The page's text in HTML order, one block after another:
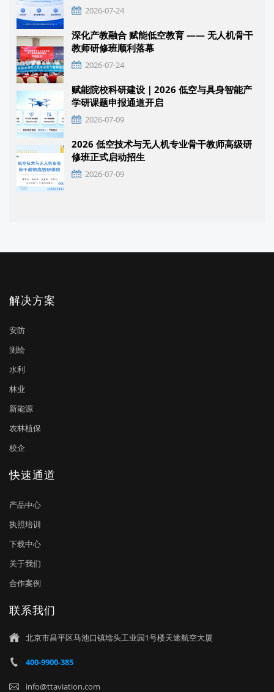
2026-07-24
深化产教融合 赋能低空教育 —— 无人机骨干
教师研修班顺利落幕
2026-07-24
赋能院校科研建设｜2026 低空与具身智能产
学研课题申报通道开启
2026-07-09
2026 低空技术与无人机专业骨干教师高级研
修班正式启动招生
2026-07-09
解决方案
安防
测绘
水利
林业
新能源
农林植保
校企
快速通道
产品中心
执照培训
下载中心
关于我们
合作案例
联系我们
 北京市昌平区马池口镇埝头工业园1号楼天途航空大厦
 400-9900-385
 info@ttaviation.com